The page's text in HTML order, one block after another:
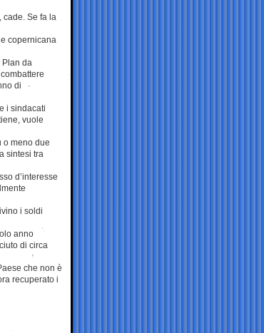
cade. Se fa la
copernicana
Plan da
di
i sindacati
vuole
o meno due
sintesi tra
d’interesse
i soldi
anno
di circa
che non è
recuperato i